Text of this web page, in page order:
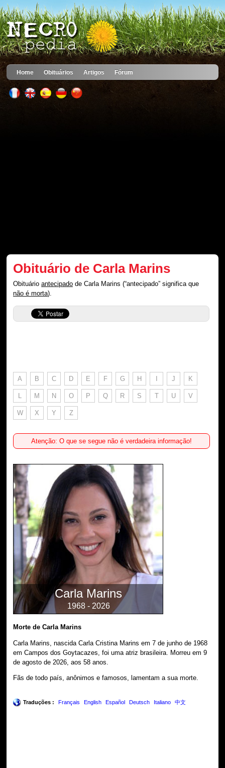
Home Obituários Artigos Fórum
Obituário de Carla Marins
Obituárioantecipado de Carla Marins (“antecipado” significa que
não é morta).
A B C D E F G H I J K
L M N O P Q R S T U V
W X Y Z
Atenção: O que se segue não é verdadeira informação!
Carla Marins
1968 - 2026
Morte de Carla Marins
Carla Marins, nascida Carla Cristina Marins em 7 de junho de 1968
em Campos dos Goytacazes, foi uma atriz brasileira. Morreu em 9
de agosto de 2026, aos 58 anos.
Fãs de todo país, anônimos e famosos, lamentam a sua morte.
Traduções : Français English Español Deutsch Italiano 中文